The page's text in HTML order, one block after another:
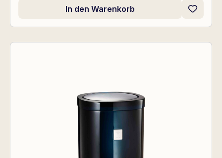
In den Warenkorb